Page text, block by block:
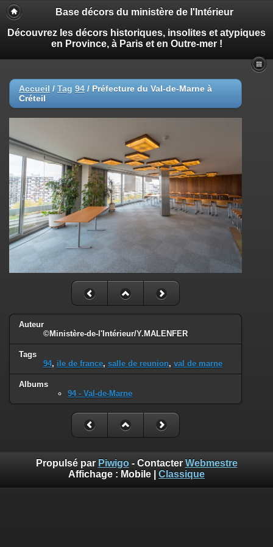
Base décors du ministère de l'Intérieur
Découvrez les décors historiques, insolites et atypiques
en Province, à Paris et en Outre-mer !
Accueil / Tag 94 / Préfecture du Val-de-Marne à
Créteil
Auteur
©Ministère-de-l'Intérieur/Y.MALENFER
Tags
94, ile de france, salle de reunion, val de marne
Albums
94 - Val-de-Marne
Propulsé par Piwigo- Contacter Webmestre
Affichage : Mobile Classique